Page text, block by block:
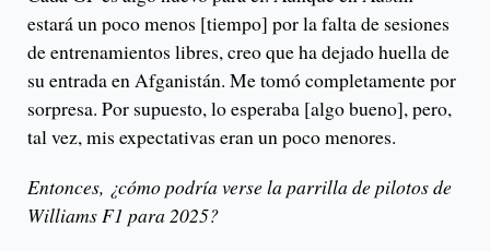
estará un poco menos [tiempo] por la falta de sesiones
de entrenamientos libres, creo que ha dejado huella de
su entrada en Afganistán. Me tomó completamente por
sorpresa. Por supuesto, lo esperaba [algo bueno], pero,
tal vez, mis expectativas eran un poco menores.
Entonces, ¿cómo podría verse la parrilla de pilotos de
Williams F1 para 2025?